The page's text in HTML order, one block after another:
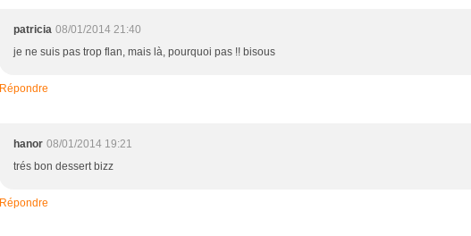
patricia 08/01/2014 21:40
je ne suis pas trop flan, mais là, pourquoi pas !! bisous
Répondre
hanor 08/01/2014 19:21
trés bon dessert bizz
Répondre